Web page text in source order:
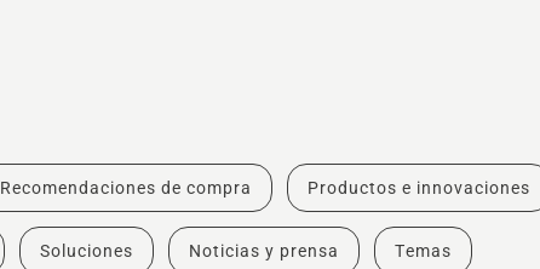
Recomendaciones de compra Productos e innovaciones
Soluciones Noticias y prensa Temas